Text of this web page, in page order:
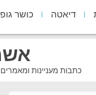
דיאטה כושר
כתבות מעניינות